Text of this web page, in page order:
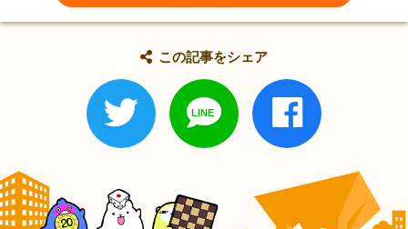
この記事をシェア